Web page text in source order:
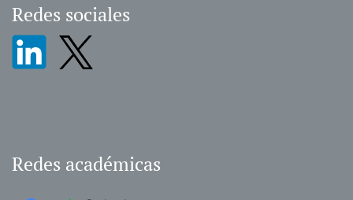
Redes sociales
Redes académicas